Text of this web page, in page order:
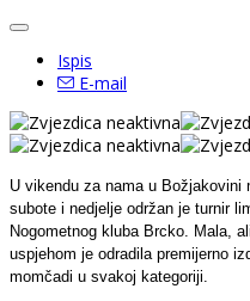
Ispis
E-mail
U vikendu za nama u
subote i nedjelje održan je turnir
Nogometnog kluba Brcko. Mala,
uspjehom je odradila premijerno
momčadi u svakoj kategoriji.